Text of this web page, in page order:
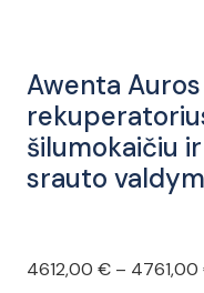
Awenta
šilumokaičiu
srauto
4612,00 € – 4761,00